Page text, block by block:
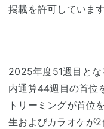
掲載を許可していま
2025年度51週目とな
内通算44週目の首位
トリーミングが首位
生およびカラオケが